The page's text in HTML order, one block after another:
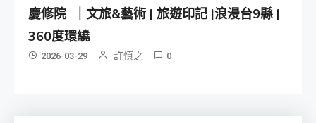
慶修院 ｜文旅&藝術 | 旅遊印記 |浪漫台9縣 |
360度環繞
2026-03-29 許慎之 0